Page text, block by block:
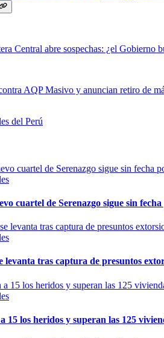
Central abre sospechas: ¿el Gobierno
AQP Masivo y anuncian retiro de
del Perú
cuartel de Serenazgo sigue sin
levanta tras captura de presuntos
15 los heridos y superan las 125